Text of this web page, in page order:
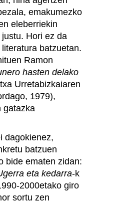
emakumezko
eleberriekin
Hori ez da
batzuetan.
Ramon
hasten delako
Urretabizkaiaren
1979),
gatazka
dagokienez,
batzuen
bide ematen zidan:
eta kedarra-k
2000etako giro
sortu zen